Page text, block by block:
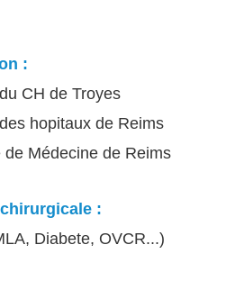
:
CH de Troyes
hopitaux de Reims
Médecine de Reims
:
Diabete, OVCR...)